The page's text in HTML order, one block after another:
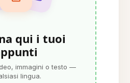
qui i tuoi
immagini o testo —
lingua.